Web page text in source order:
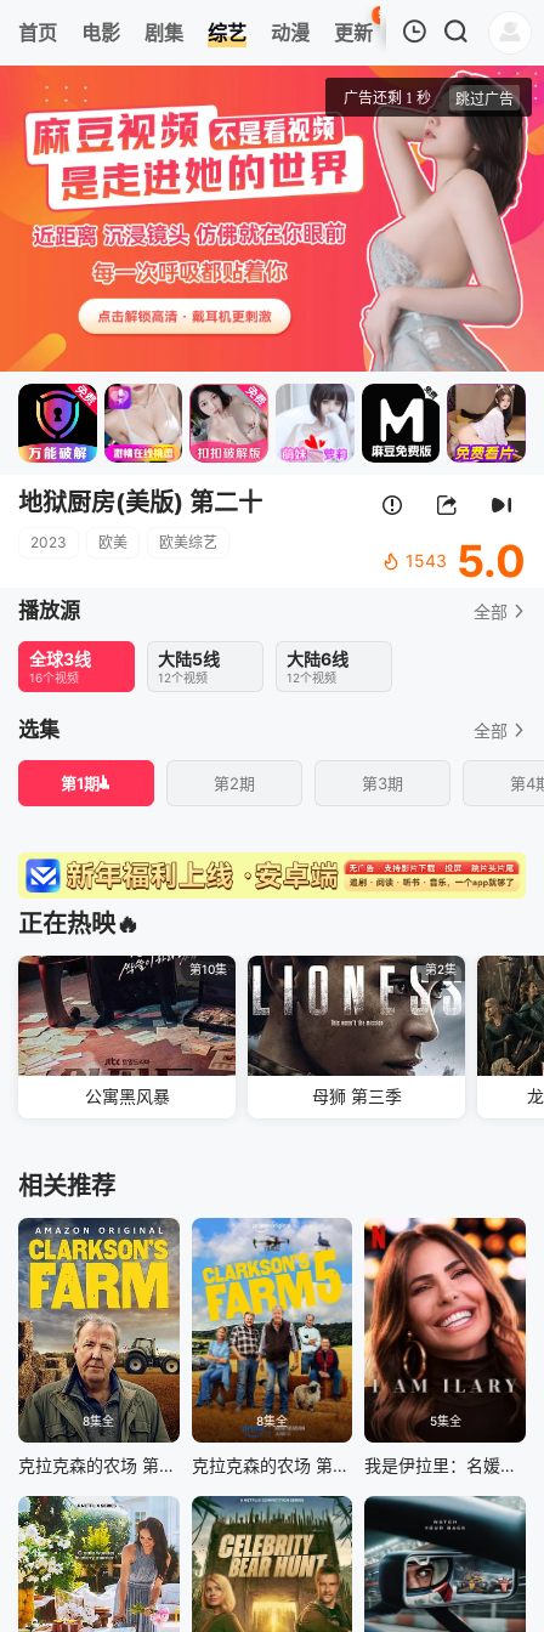
首页 电影 剧集 综艺 动漫 更新
97
热榜 APP
第1期
地狱厨房(美版) 第二十二季
清空
地狱厨房(美版) 第二十
2023 欧美 欧美综艺
1543 5.0
播放源 全部
全球3线
16个视频
大陆5线
12个视频
大陆6线
12个视频
选集 全部
第1期 第2期 第3期 第4
正在热映🔥
第10集
公寓黑风暴
第2集
母狮 第三季
相关推荐
8集全
克拉克森的农场 第四季
8集全
克拉克森的农场 第五季
5集全
我是伊拉里：名媛新生活